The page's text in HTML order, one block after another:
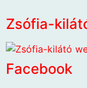
Zsófia-
Facebook